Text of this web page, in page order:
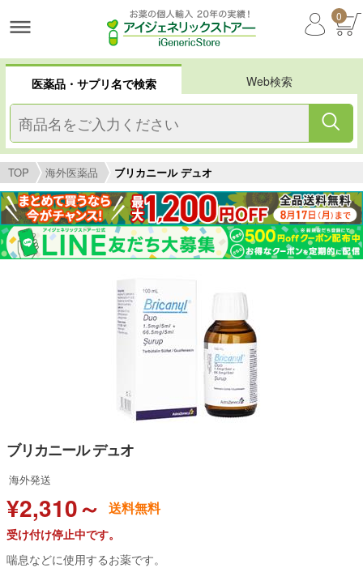
0
医薬品・サプリ名で検索 Web検索
TOP 海外医薬品 ブリカニール デュオ
ブリカニール デュオ
海外発送
¥2,310～ 送料無料
受け付け停止中です。
喘息などに使用するお薬です。